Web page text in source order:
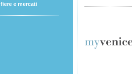
fiere e mercati